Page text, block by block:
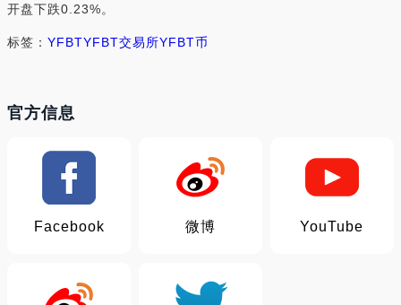
开盘下跌0.23%。
标签： YFBTYFBT交易所YFBT币
官方信息
Facebook 微博 YouTube